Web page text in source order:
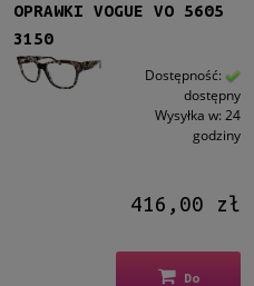
OPRAWKI VOGUE VO 5605
3150
Dostępność:
dostępny
Wysyłka w: 24
godziny
416,00 zł
Do